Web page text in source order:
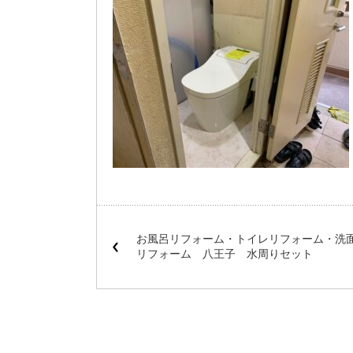
お風呂リフォーム・トイレリフォーム・洗
リフォーム 八王子 水周りセット